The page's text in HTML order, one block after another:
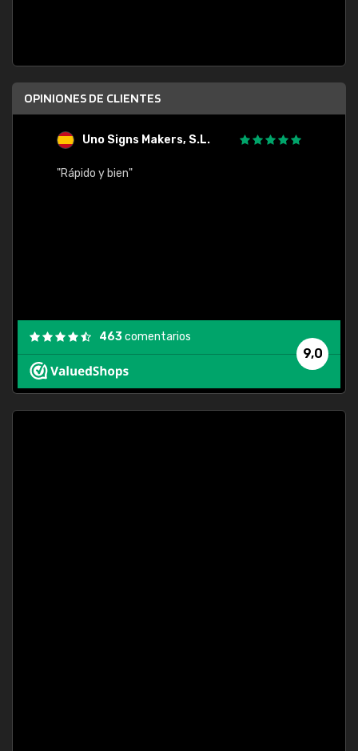
OPINIONES DE CLIENTES
Uno Signs Makers, S.L.
"Rápido y bien"
9,0
463comentarios